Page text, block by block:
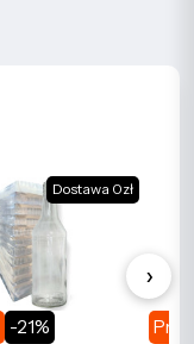
Dostawa 0zł
-21%
›